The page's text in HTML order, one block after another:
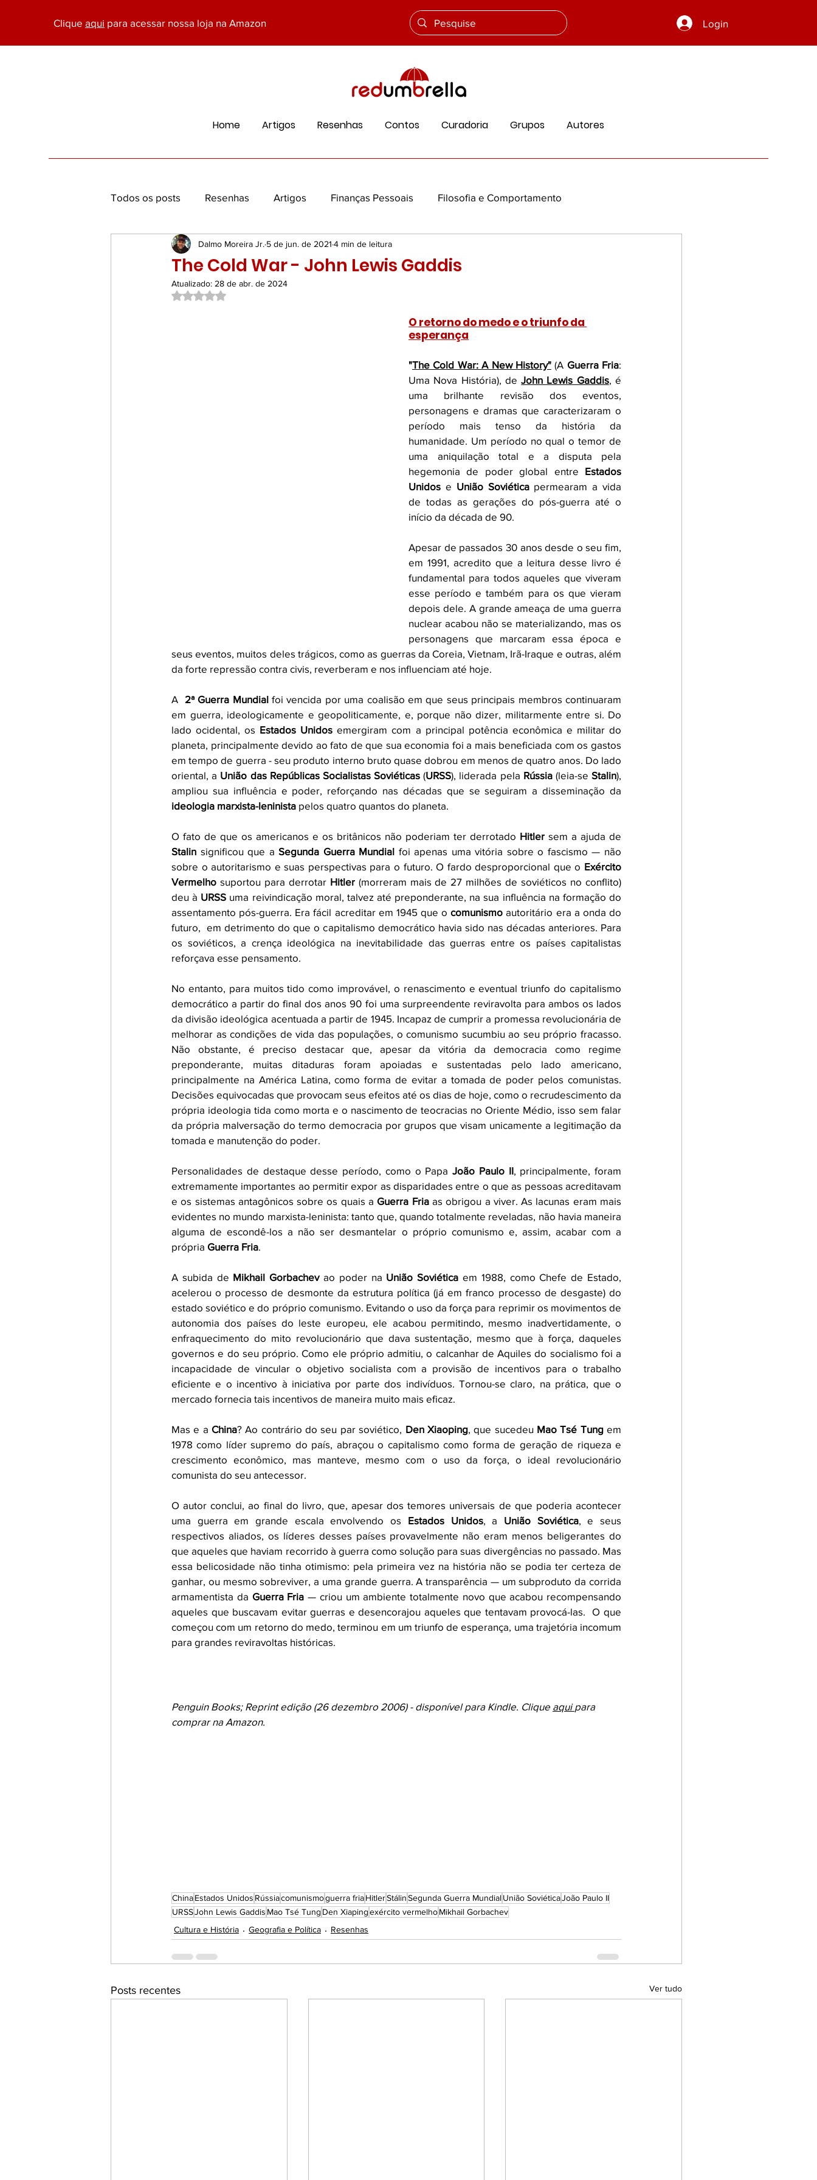
Clique aqui para acessar nossa loja na Amazon Login
Home Artigos Resenhas Contos Curadoria Grupos Autores
Todos os posts Resenhas Artigos Finanças Pessoais Filosofia e Comportamento
Economia, Marketing e Negócios Ciência e Vida
Empreendedorismo e Inovação
Geografia e Política
Exploração Espacial Destaques 1 Newsletters
The Cold War - John Lewis Gaddis
Dalmo Moreira Jr. 5 de jun. de 2021 4 min de leitura
Atualizado: 28 de abr. de 2024
Avaliado com NaN de 5 estrelas.
O retorno do medo e o triunfo da
esperança
"The Cold War: A New History" (A Guerra Fria:
Uma Nova História), de John Lewis Gaddis, é
uma brilhante revisão dos eventos,
personagens e dramas que caracterizaram o
período mais tenso da história da
humanidade. Um período no qual o temor de
uma aniquilação total e a disputa pela
hegemonia de poder global entre Estados
Unidos e União Soviética permearam a vida
de todas as gerações do pós-guerra até o
início da década de 90.
Apesar de passados 30 anos desde o seu fim,
em 1991, acredito que a leitura desse livro é
fundamental para todos aqueles que viveram
esse período e também para os que vieram
depois dele. A grande ameaça de uma guerra
nuclear acabou não se materializando, mas os
personagens que marcaram essa época e
seus eventos, muitos deles trágicos, como as guerras da Coreia, Vietnam, Irã-Iraque e outras, além
da forte repressão contra civis, reverberam e nos influenciam até hoje.
A 2ª Guerra Mundial foi vencida por uma coalisão em que seus principais membros continuaram
em guerra, ideologicamente e geopoliticamente, e, porque não dizer, militarmente entre si. Do
lado ocidental, os Estados Unidos emergiram com a principal potência econômica e militar do
planeta, principalmente devido ao fato de que sua economia foi a mais beneficiada com os gastos
em tempo de guerra - seu produto interno bruto quase dobrou em menos de quatro anos. Do lado
oriental, a União das Repúblicas Socialistas Soviéticas (URSS), liderada pela Rússia (leia-se Stalin),
ideologia marxista-leninista pelos quatro quantos do planeta.
O fato de que os americanos e os britânicos não poderiam ter derrotado Hitler
Stalin significou que a Segunda Guerra Mundial foi apenas uma vitória sobre o fascismo — não
sobre o autoritarismo e suas perspectivas para o futuro. O fardo desproporcional que o Exército
Vermelho suportou para derrotar Hitler (morreram mais de 27 milhões de soviéticos no conflito)
deu à URSS uma reivindicação moral, talvez até preponderante, na sua influência na formação do
assentamento pós-guerra. Era fácil acreditar em 1945 que o comunismo autoritário era a onda do
futuro,  em detrimento do que o capitalismo democrático havia sido nas décadas anteriores. Para
os soviéticos, a crença ideológica na inevitabilidade das guerras entre os países capitalistas
reforçava esse pensamento.
No entanto, para muitos tido como improvável, o renascimento e eventual triunfo do capitalismo
democrático a partir do final dos anos 90 foi uma surpreendente reviravolta para ambos os lados
da divisão ideológica acentuada a partir de 1945. Incapaz de cumprir a promessa revolucionária de
melhorar as condições de vida das populações, o comunismo sucumbiu ao seu próprio fracasso.
Não obstante, é preciso destacar que, apesar da vitória da democracia como regime
preponderante, muitas ditaduras foram apoiadas e sustentadas pelo lado americano,
principalmente na América Latina, como forma de evitar a tomada de poder pelos comunistas.
Decisões equivocadas que provocam seus efeitos até os dias de hoje, como o recrudescimento da
própria ideologia tida como morta e o nascimento de teocracias no Oriente Médio, isso sem falar
da própria malversação do termo democracia por grupos que visam unicamente a legitimação da
tomada e manutenção do poder.
Personalidades de destaque desse período, como o Papa João Paulo II, principalmente, foram
extremamente importantes ao permitir expor as disparidades entre o que as pessoas acreditavam
e os sistemas antagônicos sobre os quais a Guerra Fria as obrigou a viver. As lacunas eram mais
evidentes no mundo marxista-leninista: tanto que, quando totalmente reveladas, não havia maneira
alguma de escondê-los a não ser desmantelar o próprio comunismo e, assim, acabar com a
própria Guerra Fria.
A subida de Mikhail Gorbachev ao poder na União Soviética em 1988, como Chefe de Estado,
acelerou o processo de desmonte da estrutura política (já em franco processo de desgaste) do
estado soviético e do próprio comunismo. Evitando o uso da força para reprimir os movimentos de
autonomia dos países do leste europeu, ele acabou permitindo, mesmo inadvertidamente, o
enfraquecimento do mito revolucionário que dava sustentação, mesmo que à força, daqueles
governos e do seu próprio. Como ele próprio admitiu, o calcanhar de Aquiles do socialismo foi a
incapacidade de vincular o objetivo socialista com a provisão de incentivos para o trabalho
eficiente e o incentivo à iniciativa por parte dos indivíduos. Tornou-se claro, na prática, que o
mercado fornecia tais incentivos de maneira muito mais eficaz.
Mas e a China? Ao contrário do seu par soviético, Den Xiaoping, que sucedeu Mao Tsé Tung em
1978 como líder supremo do país, abraçou o capitalismo como forma de geração de riqueza e
crescimento econômico, mas manteve, mesmo com o uso da força, o ideal revolucionário
comunista do seu antecessor.
O autor conclui, ao final do livro, que, apesar dos temores universais de que poderia acontecer
uma guerra em grande escala envolvendo os Estados Unidos, a União Soviética, e seus
respectivos aliados, os líderes desses países provavelmente não eram menos beligerantes do
que aqueles que haviam recorrido à guerra como solução para suas divergências no passado. Mas
essa belicosidade não tinha otimismo: pela primeira vez na história não se podia ter certeza de
ganhar, ou mesmo sobreviver, a uma grande guerra. A transparência — um subproduto da corrida
armamentista da Guerra Fria — criou um ambiente totalmente novo que acabou recompensando
aqueles que buscavam evitar guerras e desencorajou aqueles que tentavam provocá-las.  O que
começou com um retorno do medo, terminou em um triunfo de esperança, uma trajetória incomum
para grandes reviravoltas históricas.
Penguin Books; Reprint edição (26 dezembro 2006) - disponível para Kindle. Clique aqui para
comprar na Amazon.
ChinaEstados Unidos Rússiacomunismoguerra friaHitlerStálinSegunda Guerra MundialUnião SoviéticaJoão Paulo II
URSSJohn Lewis Gaddis Mao Tsé Tung Den Xiapingexército vermelhoMikhail Gorbachev
Cultura e História
Geografia e Política Resenhas
Posts recentes Ver tudo